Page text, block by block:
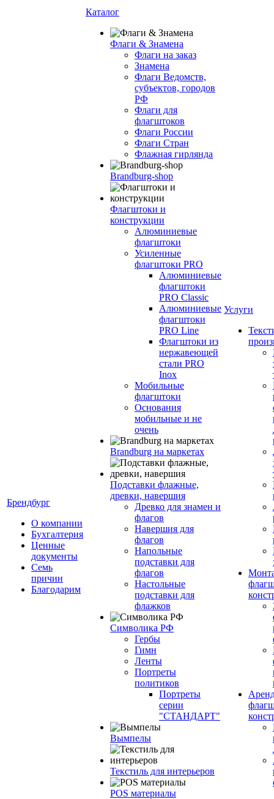
Брендбург
О компании
Бухгалтерия
Ценные
документы
Семь
причин
Благодарим
Каталог
Флаги & Знамена
Флаги на заказ
Знамена
Флаги Ведомств,
субъектов, городов
РФ
Флаги для
флагштоков
Флаги России
Флаги Стран
Флажная гирлянда
Brandburg-shop
Флагштоки и
конструкции
Алюминиевые
флагштоки
Усиленные
флагштоки PRO
Алюминиевые
флагштоки
PRO Classic
Алюминиевые
флагштоки
PRO Line
Флагштоки из
нержавеющей
стали PRO
Inox
Мобильные
флагштоки
Основания
мобильные и не
очень
Brandburg на маркетах
Подставки флажные,
древки, навершия
Древко для знамен и
флагов
Навершия для
флагов
Напольные
подставки для
флагов
Настольные
подставки для
флажков
Символика РФ
Гербы
Гимн
Ленты
Портреты
политиков
Портреты
серии
"СТАНДАРТ"
Вымпелы
Текстиль для интерьеров
POS материалы
Услуги